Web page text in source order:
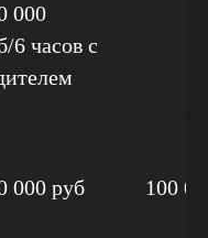
000
6 часов с
000 руб 100